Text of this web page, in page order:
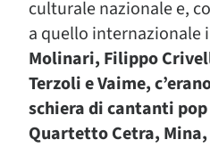
culturale nazionale e,
a quello internazionale
Molinari, Filippo
Terzoli e Vaime,
schiera di cantanti pop
Quartetto Cetra, Mina,